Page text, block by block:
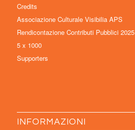
Credits
Associazione Culturale Visibilia APS
Rendicontazione Contributi Pubblici 2025
5 x 1000
Supporters
INFORMAZIONI